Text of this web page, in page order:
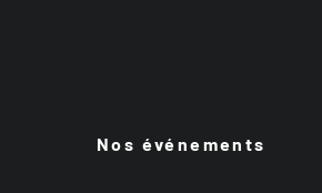
Nos événements